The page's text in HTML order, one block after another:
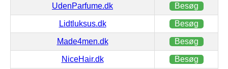
UdenParfume.dk Besøg
Lidtluksus.dk Besøg
Made4men.dk Besøg
NiceHair.dk Besøg